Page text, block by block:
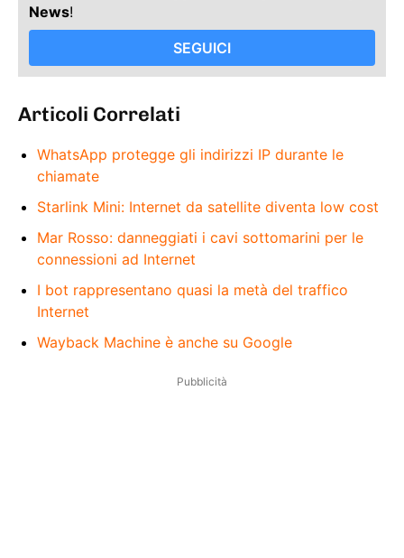
News!
SEGUICI
Articoli Correlati
WhatsApp protegge gli indirizzi IP durante le
chiamate
Starlink Mini: Internet da satellite diventa low cost
Mar Rosso: danneggiati i cavi sottomarini per le
connessioni ad Internet
I bot rappresentano quasi la metà del traffico
Internet
Wayback Machine è anche su Google
Pubblicità